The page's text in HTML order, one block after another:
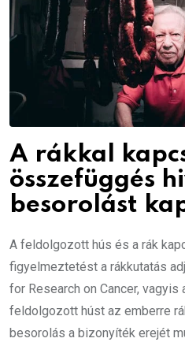
A rákkal
összefüggés
besorolást
A feldolgozott hús és a rák
figyelmeztetést a rákkutatás
for Research on Cancer,
feldolgozott húst az emberre
besorolás a bizonyíték erejét